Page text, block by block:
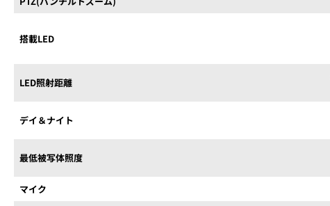
搭載LED
LED照射距離
デイ＆ナイト
最低被写体照度
マイク